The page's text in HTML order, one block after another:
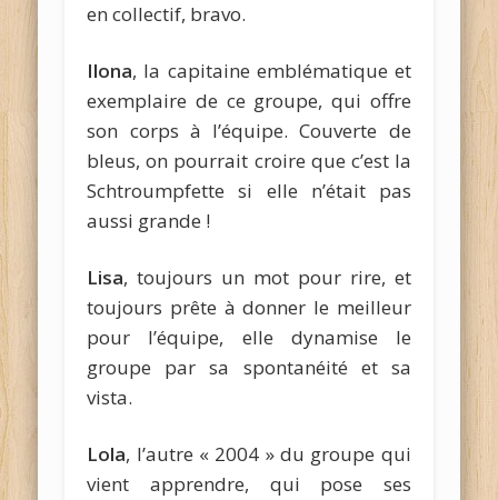
en collectif, bravo.
Ilona, la capitaine emblématique et
exemplaire de ce groupe, qui offre
son corps à l’équipe. Couverte de
bleus, on pourrait croire que c’est la
Schtroumpfette si elle n’était pas
aussi grande !
Lisa, toujours un mot pour rire, et
toujours prête à donner le meilleur
pour l’équipe, elle dynamise le
groupe par sa spontanéité et sa
vista.
Lola, l’autre « 2004 » du groupe qui
vient apprendre, qui pose ses